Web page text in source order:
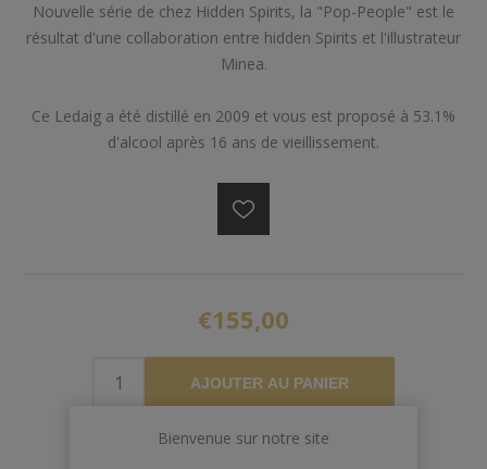
Nouvelle série de chez Hidden Spirits, la "Pop-People" est le
résultat d'une collaboration entre hidden Spirits et l'illustrateur
Minea.
Ce Ledaig a été distillé en 2009 et vous est proposé à 53.1%
d'alcool après 16 ans de vieillissement.
€155,00
AJOUTER AU PANIER
Bienvenue sur notre site